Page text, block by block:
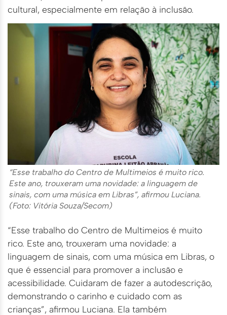
cultural, especialmente em relação à inclusão.
“Esse trabalho do Centro de Multimeios é muito rico.
Este ano, trouxeram uma novidade: a linguagem de
sinais, com uma música em Libras”, afirmou Luciana.
(Foto: Vitória Souza/Secom)
“Esse trabalho do Centro de Multimeios é muito
rico. Este ano, trouxeram uma novidade: a
linguagem de sinais, com uma música em Libras, o
que é essencial para promover a inclusão e
acessibilidade. Cuidaram de fazer a autodescrição,
demonstrando o carinho e cuidado com as
crianças”, afirmou Luciana. Ela também